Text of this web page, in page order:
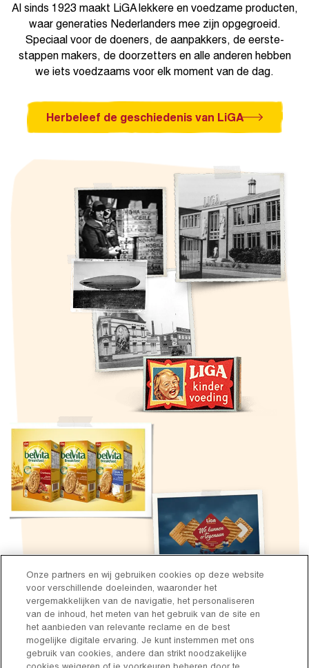
Al sinds 1923 maakt LiGA lekkere en voedzame producten,
waar generaties Nederlanders mee zijn opgegroeid.
Speciaal voor de doeners, de aanpakkers, de eerste-
stappen makers, de doorzetters en alle anderen hebben
we iets voedzaams voor elk moment van de dag.
Herbeleef de geschiedenis van LiGA
Blijf op de hoogte van het
laatsteLiGA nieuws, leuke
actiesen ontdek
Onze partners en wij gebruiken cookies op deze website
voor verschillende doeleinden, waaronder het
vergemakkelijken van de navigatie, het personaliseren
van de inhoud, het meten van het gebruik van de site en
het aanbieden van relevante reclame en de best
mogelijke digitale ervaring. Je kunt instemmen met ons
gebruik van cookies, andere dan strikt noodzakelijke
cookies weigeren of je voorkeuren beheren door te